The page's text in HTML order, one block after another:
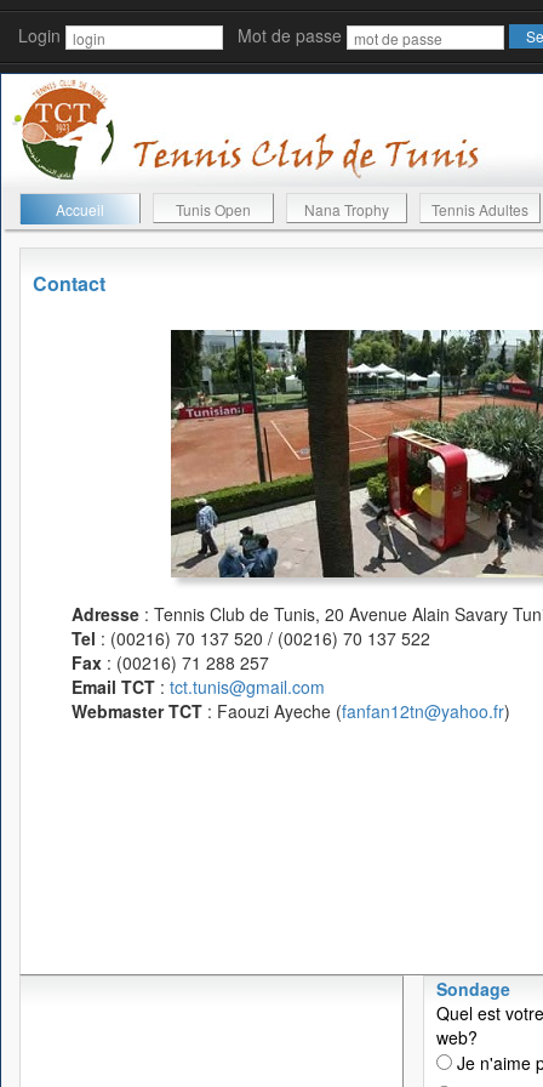
Login Mot de passe
Accueil Tunis Open Nana Trophy Tennis Adultes
Contact
Adresse : Tennis Club de Tunis, 20 Avenue Alain Savary
Tel : (00216) 70 137 520 / (00216) 70 137 522
Fax : (00216) 71 288 257
Email TCT : tct.tunis@gmail.com
Webmaster TCT : Faouzi Ayeche (fanfan12tn@yahoo.fr)
Sondage
Quel est
web?
Je n'aime